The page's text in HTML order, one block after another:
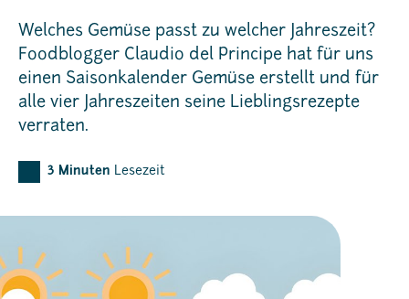
Welches Gemüse passt zu welcher Jahreszeit?
Foodblogger Claudio del Principe hat für uns
einen Saisonkalender Gemüse erstellt und für
alle vier Jahreszeiten seine Lieblingsrezepte
verraten.
3 Minuten Lesezeit